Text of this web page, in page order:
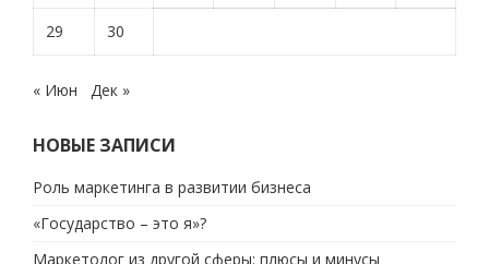
29 30
« Июн Дек »
НОВЫЕ ЗАПИСИ
Роль маркетинга в развитии бизнеса
«Государство – это я»?
Маркетолог из другой сферы: плюсы и минусы